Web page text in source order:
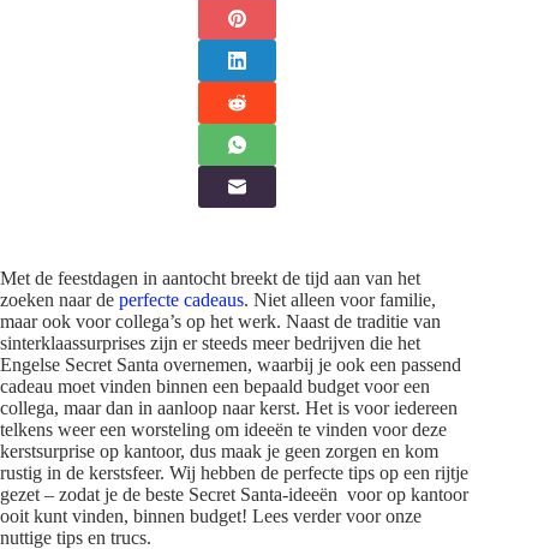
Met de feestdagen in aantocht breekt de tijd aan van het
zoeken naar de perfecte cadeaus. Niet alleen voor familie,
maar ook voor collega’s op het werk. Naast de traditie van
sinterklaassurprises zijn er steeds meer bedrijven die het
Engelse Secret Santa overnemen, waarbij je ook een passend
cadeau moet vinden binnen een bepaald budget voor een
collega, maar dan in aanloop naar kerst. Het is voor iedereen
telkens weer een worsteling om ideeën te vinden voor deze
kerstsurprise op kantoor, dus maak je geen zorgen en kom
rustig in de kerstsfeer. Wij hebben de perfecte tips op een rijtje
gezet – zodat je de beste Secret Santa-ideeën voor op kantoor
ooit kunt vinden, binnen budget! Lees verder voor onze
nuttige tips en trucs.